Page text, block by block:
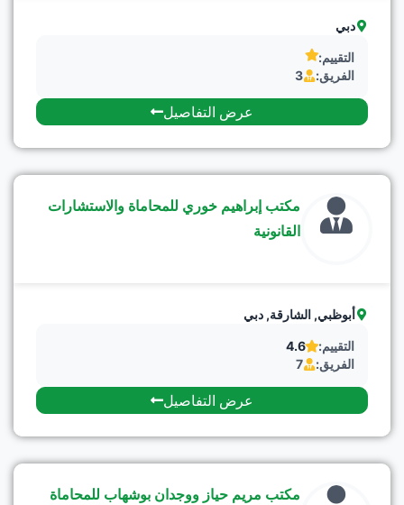
دبي
التقييم:
الفريق:
3
عرض التفاصيل
مكتب إبراهيم خوري للمحاماة والاستشارات
القانونية
أبوظبي, الشارقة, دبي
التقييم:
4.6
الفريق:
7
عرض التفاصيل
مكتب مريم حياز ووجدان بوشهاب للمحاماة